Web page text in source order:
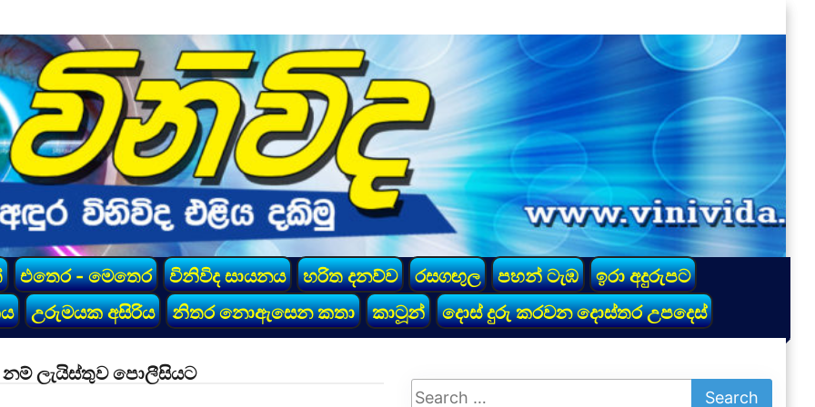
එතෙර - මෙතෙර විනිවිද සායනය හරිත දනව්ව රසගඟුල පහන් ටැඹ
ඉරා අදුරුපට
උරුමයක අසිරිය නිතර නොඇසෙන කතා කාටූන් දොස් දුරු කරවන දොස්තර උපදෙස්
නම් ලැයිස්තුව පොලීසියට